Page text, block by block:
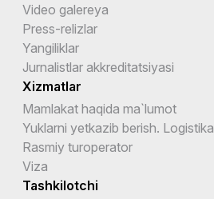
Video galereya
Press-relizlar
Yangiliklar
Jurnalistlar akkreditatsiyasi
Xizmatlar
Mamlakat haqida ma`lumot
Yuklarni yetkazib berish. Logistika
Rasmiy turoperator
Viza
Tashkilotchi